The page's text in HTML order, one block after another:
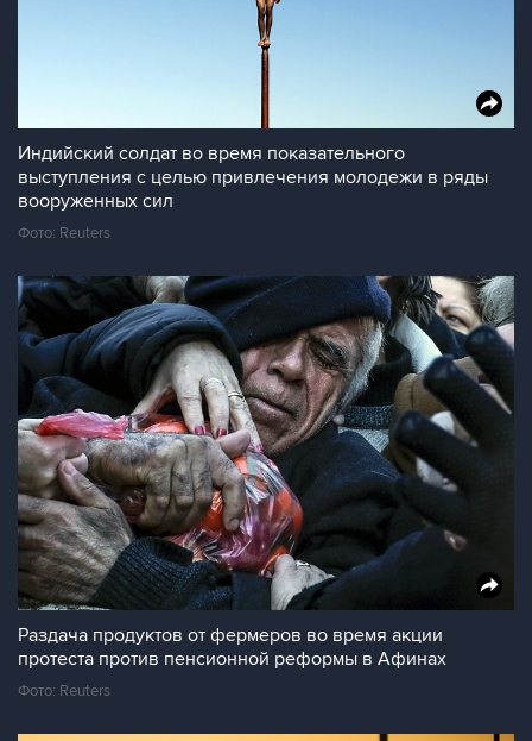
Индийский солдат во время показательного
выступления с целью привлечения молодежи в ряды
вооруженных сил
Фото: Reuters
Раздача продуктов от фермеров во время акции
протеста против пенсионной реформы в Афинах
Фото: Reuters